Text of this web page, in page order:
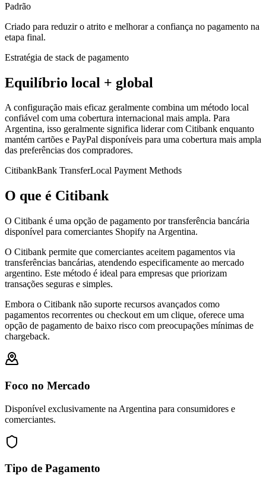
Padrão
Criado para reduzir o atrito e melhorar a confiança no pagamento na
etapa final.
Estratégia de stack de pagamento
Equilíbrio local + global
A configuração mais eficaz geralmente combina um método local
confiável com uma cobertura internacional mais ampla. Para
Argentina, isso geralmente significa liderar com Citibank enquanto
mantém cartões e PayPal disponíveis para uma cobertura mais ampla
das preferências dos compradores.
CitibankBank TransferLocal Payment Methods
O que é Citibank
O Citibank é uma opção de pagamento por transferência bancária
disponível para comerciantes Shopify na Argentina.
O Citibank permite que comerciantes aceitem pagamentos via
transferências bancárias, atendendo especificamente ao mercado
argentino. Este método é ideal para empresas que priorizam
transações seguras e simples.
Embora o Citibank não suporte recursos avançados como
pagamentos recorrentes ou checkout em um clique, oferece uma
opção de pagamento de baixo risco com preocupações mínimas de
chargeback.
Foco no Mercado
Disponível exclusivamente na Argentina para consumidores e
comerciantes.
Tipo de Pagamento